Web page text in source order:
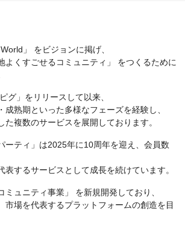
」 をビジョンに掲げ、
よくすごせるコミュニティ」 をつくるために
グ」をリリースして以来、
成熟期といった多様なフェーズを経験し、
た複数のサービスを展開しております。
ーティ」は2025年に10周年を迎え、会員数
表するサービスとして成長を続けています。
ミュニティ事業」 を新規開発しており、
市場を代表するプラットフォームの創造を目